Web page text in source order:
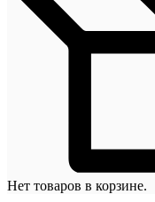
Нет товаров в корзине.